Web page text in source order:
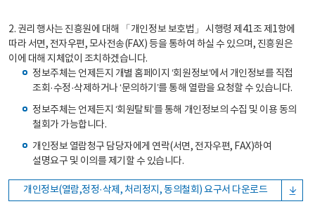
2. 권리 행사는 진흥원에 대해 「개인정보 보호법」 시행령 제41조 제1항에
따라 서면, 전자우편, 모사전송(FAX) 등을 통하여 하실 수 있으며, 진흥원은
이에 대해 지체없이 조치하겠습니다.
정보주체는 언제든지 개별 홈페이지 ‘회원정보’에서 개인정보를 직접
조회·수정·삭제하거나 ‘문의하기’를 통해 열람을 요청할 수 있습니다.
정보주체는 언제든지 ‘회원탈퇴’를 통해 개인정보의 수집 및 이용 동의
철회가 가능합니다.
개인정보 열람청구 담당자에게 연락(서면, 전자우편, FAX)하여
설명요구 및 이의를 제기할 수 있습니다.
개인정보(열람,정정·삭제, 처리정지, 동의철회) 요구서 다운로드